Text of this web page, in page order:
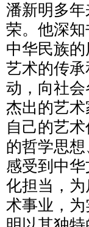
潘新明多
荣。他深
中华民族
艺术的传
动，向社
杰出的艺
自己的艺
的哲学思
感受到中
化担当，
术事业，